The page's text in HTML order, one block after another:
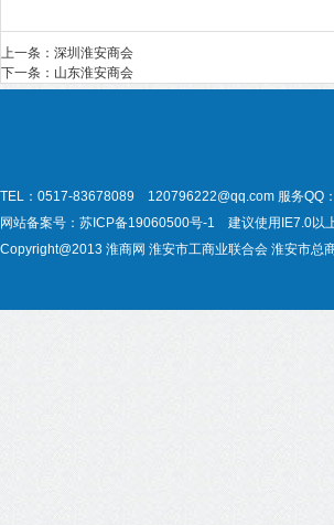
上一条： 深圳淮安商会
下一条： 山东淮安商会
TEL：0517-83678089 120796222@qq.com 服务QQ
网站备案号： 苏ICP备19060500号-1
建议使用IE7.0以
Copyright@2013 淮商网 淮安市工商业联合会 淮安市总